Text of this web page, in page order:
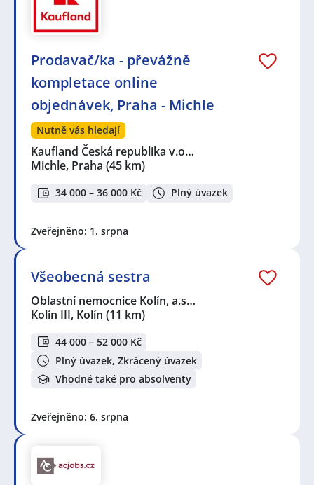
Prodavač/ka - převážně
kompletace online
objednávek, Praha - Michle
Nutně vás hledají
Kaufland Česká republika v.o…
Michle, Praha (45 km)
34 000 – 36 000 Kč Plný úvazek
Zveřejněno: 1. srpna
Všeobecná sestra
Oblastní nemocnice Kolín, a.s…
Kolín III, Kolín (11 km)
44 000 – 52 000 Kč
Plný úvazek, Zkrácený úvazek
Vhodné také pro absolventy
Zveřejněno: 6. srpna